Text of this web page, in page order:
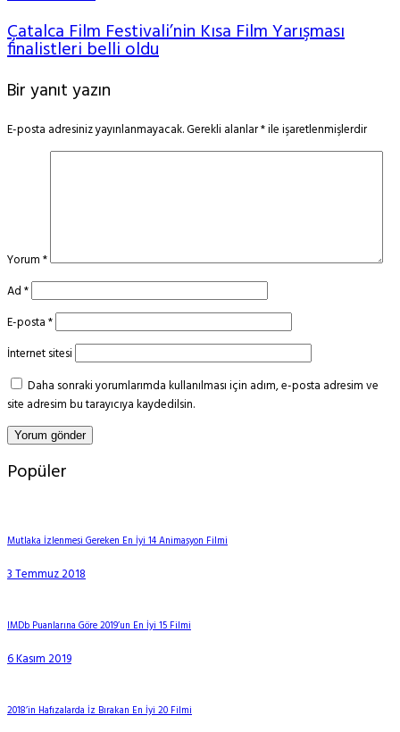
Çatalca Film Festivali’nin Kısa Film Yarışması
finalistleri belli oldu
Bir yanıt yazın
E-posta adresiniz yayınlanmayacak.Gerekli alanlar*ile işaretlenmişlerdir
Yorum*
Ad*
E-posta*
İnternet sitesi
Daha sonraki yorumlarımda kullanılması için adım, e-posta adresim ve
site adresim bu tarayıcıya kaydedilsin.
Popüler
Mutlaka İzlenmesi Gereken En İyi 14 Animasyon Filmi
3 Temmuz 2018
IMDb Puanlarına Göre 2019’un En İyi 15 Filmi
6 Kasım 2019
2018’in Hafızalarda İz Bırakan En İyi 20 Filmi